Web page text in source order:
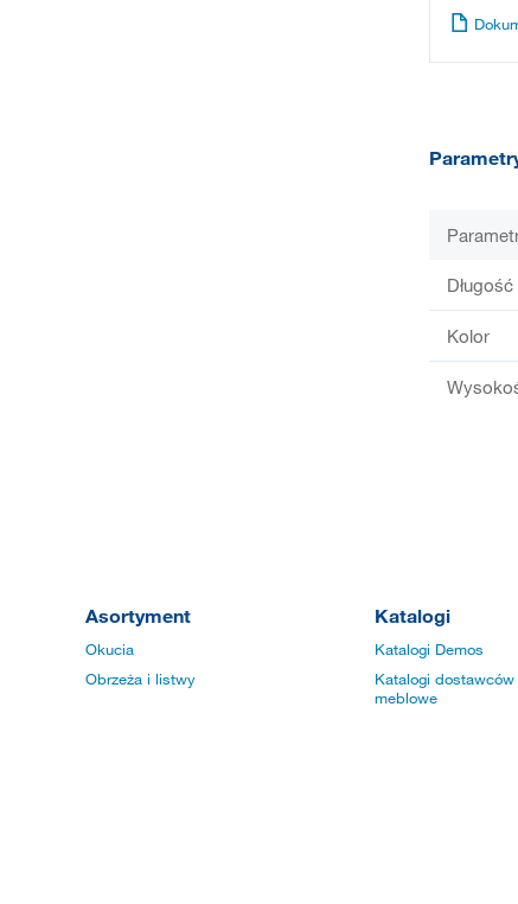
Długość
Kolor
Asortyment
Okucia
Obrzeża i listwy
Katalogi
Katalogi Demos
Katalogi
meblowe